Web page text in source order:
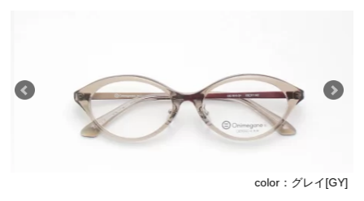
color：グレイ[GY]